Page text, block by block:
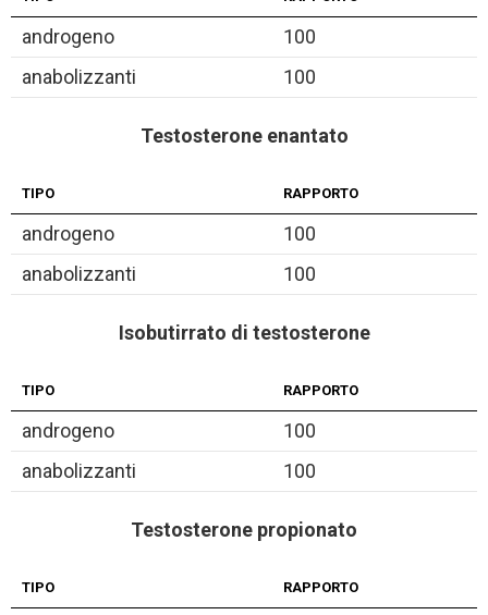
androgeno
100
anabolizzanti
100
Testosterone enantato
TIPO RAPPORTO
androgeno
100
anabolizzanti
100
Isobutirrato di testosterone
TIPO RAPPORTO
androgeno
100
anabolizzanti
100
Testosterone propionato
TIPO RAPPORTO